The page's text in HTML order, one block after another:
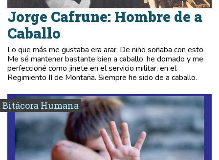
Jorge Cafrune: Hombre de a
Caballo
Lo que más me gustaba era arar. De niño soñaba con esto.
Me sé mantener bastante bien a caballo, he domado y me
perfeccioné como jinete en el servicio militar, en el
Regimiento II de Montaña. Siempre he sido de a caballo.
Bitácora Humana